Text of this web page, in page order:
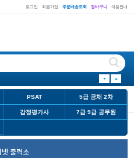
로그인 회원가입 주문배송조회 장바구니 이용안내
PSAT 5급 공채 2차
감정평가사 7급 9급 공무원
넷 출력소